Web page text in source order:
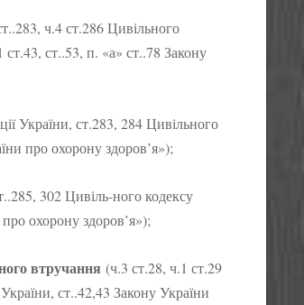
ч.4 ст.286 Цивільного
ст..53, п. «а» ст..78 Закону
України, ст.283, 284 Цивільного
про охорону здоров’я»);
302 Цивіль-ного кодексу
охорону здоров’я»);
втручання (ч.3 ст.28, ч.1 ст.29
ст..42,43 Закону України